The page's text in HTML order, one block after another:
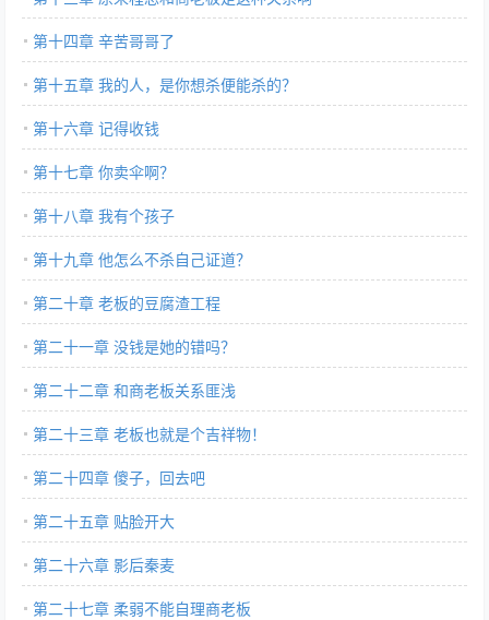
第十四章 辛苦哥哥了
第十五章 我的人，是你想杀便能杀的？
第十六章 记得收钱
第十七章 你卖伞啊？
第十八章 我有个孩子
第十九章 他怎么不杀自己证道？
第二十章 老板的豆腐渣工程
第二十一章 没钱是她的错吗？
第二十二章 和商老板关系匪浅
第二十三章 老板也就是个吉祥物！
第二十四章 傻子，回去吧
第二十五章 贴脸开大
第二十六章 影后秦麦
第二十七章 柔弱不能自理商老板